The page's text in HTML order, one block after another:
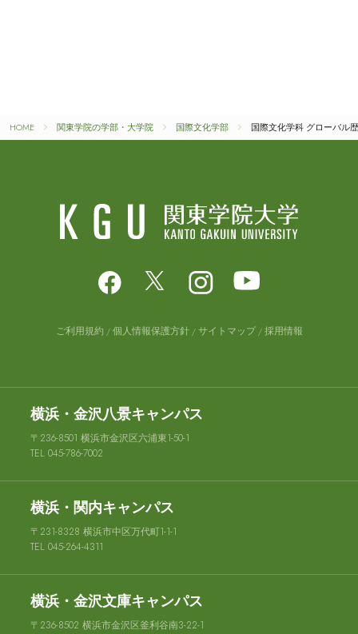
HOME 関東学院の学部・大学院 国際文化学部 国際文化学科 グローバル
ご利用規約 個人情報保護方針 サイトマップ 採用情報
横浜・金沢八景キャンパス
〒236-8501 横浜市金沢区六浦東1-50-1
TEL 045-786-7002
横浜・関内キャンパス
〒231-8328 横浜市中区万代町1-1-1
TEL 045-264-4311
横浜・金沢文庫キャンパス
〒236-8502 横浜市金沢区釜利谷南3-22-1